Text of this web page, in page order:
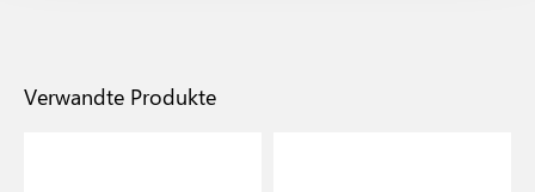
Verwandte Produkte